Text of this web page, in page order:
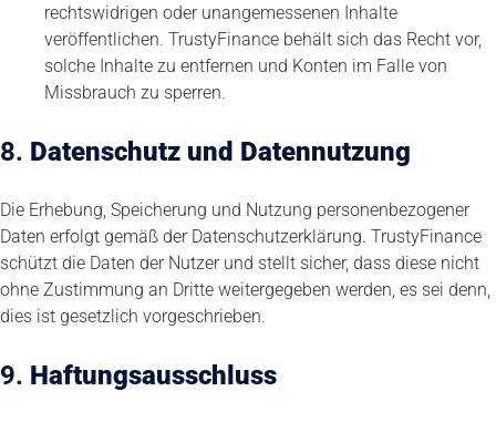
rechtswidrigen oder unangemessenen Inhalte
veröffentlichen. TrustyFinance behält sich das Recht vor,
solche Inhalte zu entfernen und Konten im Falle von
Missbrauch zu sperren.
8. Datenschutz und Datennutzung
Die Erhebung, Speicherung und Nutzung personenbezogener
Daten erfolgt gemäß der Datenschutzerklärung. TrustyFinance
schützt die Daten der Nutzer und stellt sicher, dass diese nicht
ohne Zustimmung an Dritte weitergegeben werden, es sei denn,
dies ist gesetzlich vorgeschrieben.
9. Haftungsausschluss